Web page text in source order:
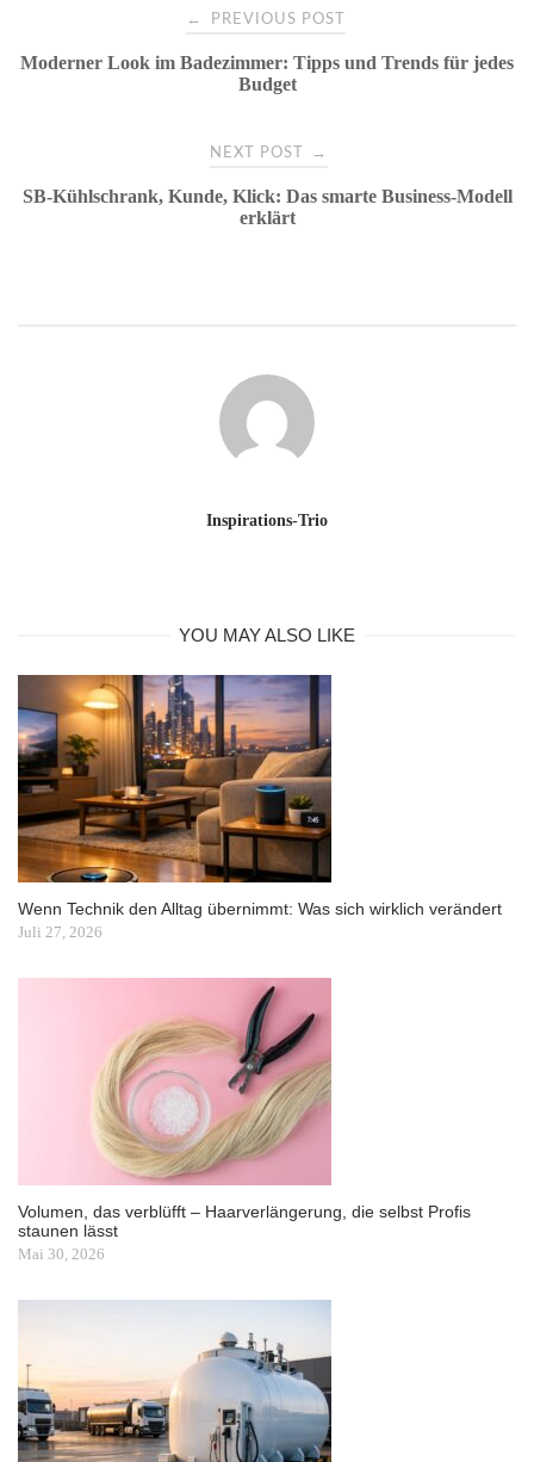
navigation
← PREVIOUS POST
Moderner Look im Badezimmer: Tipps und Trends für jedes
Budget
NEXT POST →
SB-Kühlschrank, Kunde, Klick: Das smarte Business-Modell
erklärt
Inspirations-Trio
YOU MAY ALSO LIKE
Wenn Technik den Alltag übernimmt: Was sich wirklich verändert
Juli 27, 2026
Volumen, das verblüfft – Haarverlängerung, die selbst Profis
staunen lässt
Mai 30, 2026